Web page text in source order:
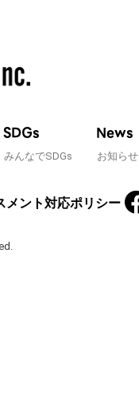
SDGs
みんなでSDGs
News
お知らせ
メント対応ポリシー